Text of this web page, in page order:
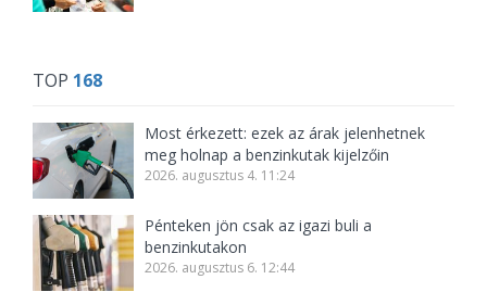
TOP 168
Most érkezett: ezek az árak jelenhetnek
meg holnap a benzinkutak kijelzőin
2026. augusztus 4. 11:24
Pénteken jön csak az igazi buli a
benzinkutakon
2026. augusztus 6. 12:44